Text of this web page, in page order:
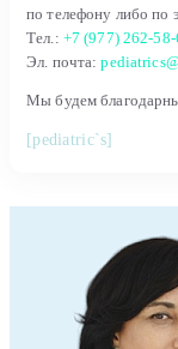
по телефону либо по
Тел.: +7 (977) 262-58-
Эл. почта:
Мы будем
[pediatric`s]